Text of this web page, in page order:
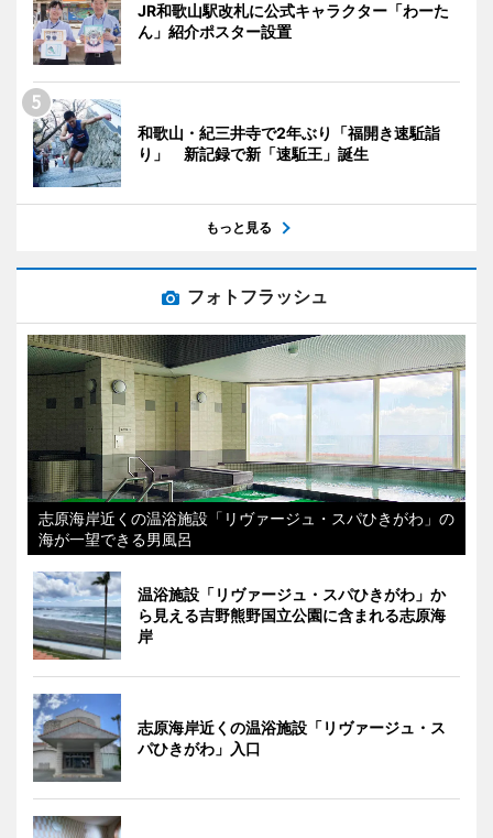
JR和歌山駅改札に公式キャラクター「わーた
ん」紹介ポスター設置
和歌山・紀三井寺で2年ぶり「福開き速駈詣
り」 新記録で新「速駈王」誕生
もっと見る
フォトフラッシュ
志原海岸近くの温浴施設「リヴァージュ・スパひきがわ」の
海が一望できる男風呂
温浴施設「リヴァージュ・スパひきがわ」か
ら見える吉野熊野国立公園に含まれる志原海
岸
志原海岸近くの温浴施設「リヴァージュ・ス
パひきがわ」入口